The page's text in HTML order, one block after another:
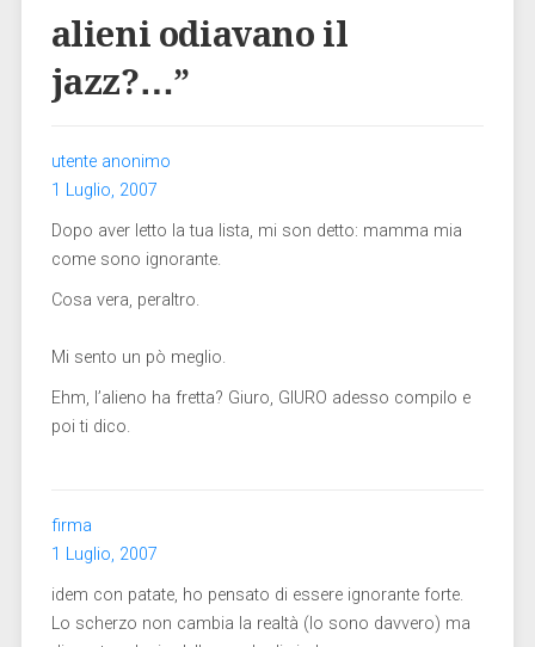
alieni odiavano il
jazz?…”
utente anonimo
1 Luglio, 2007
Dopo aver letto la tua lista, mi son detto: mamma mia
come sono ignorante.
Cosa vera, peraltro.
Mi sento un pò meglio.
Ehm, l’alieno ha fretta? Giuro, GIURO adesso compilo e
poi ti dico.
firma
1 Luglio, 2007
idem con patate, ho pensato di essere ignorante forte.
Lo scherzo non cambia la realtà (lo sono davvero) ma